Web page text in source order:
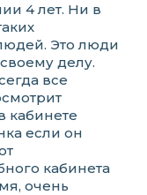
4 лет. Ни в
Это люди
делу.
все
кабинете
если он
кабинета
очень